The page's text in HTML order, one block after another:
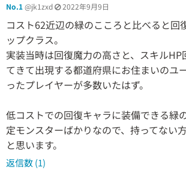
No.1@jk1zxd 2022年9月9日
コスト62近辺の緑のこころと比べると回
ップクラス。
実装当時は回復魔力の高さと、スキルHP
てきて出現する都道府県にお住まいのユ
ったプレイヤーが多数いたはず。
低コストでの回復キャラに装備できる緑
定モンスターばかりなので、持ってない
と思います。
返信数 (1)